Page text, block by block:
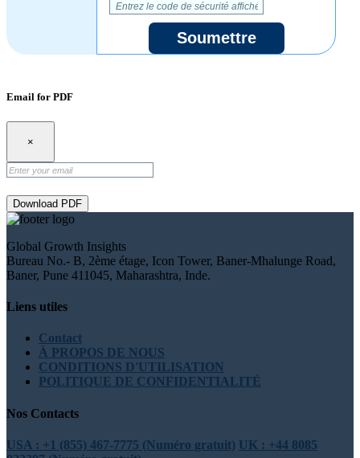
Soumettre
Email for PDF
×
Download PDF
Global Growth Insights
Bureau No.- B, 2ème étage, Icon Tower, Baner-Mhalunge Road,
Baner, Pune 411045, Maharashtra, Inde.
Liens utiles
Contact
À PROPOS DE NOUS
CONDITIONS D'UTILISATION
POLITIQUE DE CONFIDENTIALITÉ
Nos Contacts
USA : +1 (855) 467-7775 (Numéro gratuit) UK : +44 8085